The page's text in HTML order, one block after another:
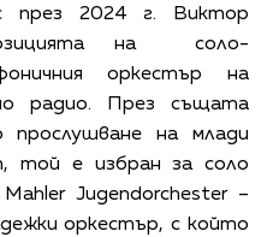
през 2024 г. Виктор
на соло-
оркестър на
радио. През същата
прослушване на млади
той е избран за соло
Jugendorchester –
оркестър, с който